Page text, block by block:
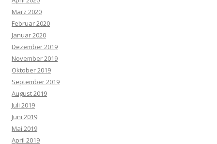
März 2020
Februar 2020
Januar 2020
Dezember 2019
November 2019
Oktober 2019
September 2019
August 2019
Juli 2019
Juni 2019
Mai 2019
April 2019